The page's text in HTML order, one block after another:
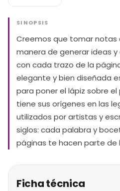
SINOPSIS
Creemos que tomar notas
manera de generar ideas
con cada trazo de la
elegante y bien diseñada
para poner el lápiz sobre
tiene sus orígenes en las
utilizados por artistas y
siglos: cada palabra y
páginas te hacen parte de
Ficha técnica